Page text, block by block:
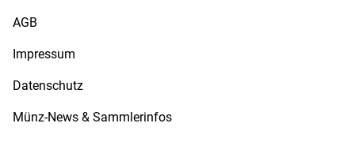
AGB
Impressum
Datenschutz
Münz-News & Sammlerinfos